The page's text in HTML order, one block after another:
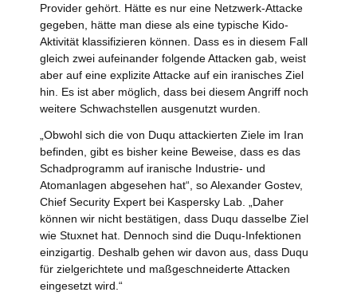
Provider gehört. Hätte es nur eine Netzwerk-Attacke
gegeben, hätte man diese als eine typische Kido-
Aktivität klassifizieren können. Dass es in diesem Fall
gleich zwei aufeinander folgende Attacken gab, weist
aber auf eine explizite Attacke auf ein iranisches Ziel
hin. Es ist aber möglich, dass bei diesem Angriff noch
weitere Schwachstellen ausgenutzt wurden.
„Obwohl sich die von Duqu attackierten Ziele im Iran
befinden, gibt es bisher keine Beweise, dass es das
Schadprogramm auf iranische Industrie- und
Atomanlagen abgesehen hat“, so Alexander Gostev,
Chief Security Expert bei Kaspersky Lab. „Daher
können wir nicht bestätigen, dass Duqu dasselbe Ziel
wie Stuxnet hat. Dennoch sind die Duqu-Infektionen
einzigartig. Deshalb gehen wir davon aus, dass Duqu
für zielgerichtete und maßgeschneiderte Attacken
eingesetzt wird.“